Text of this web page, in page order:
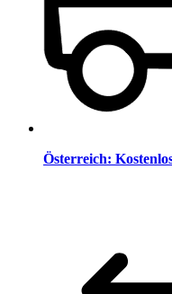
Österreich: